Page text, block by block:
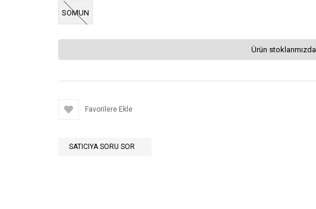
SOMUN
Ürün
Favorilere Ekle
SATICIYA SORU SOR